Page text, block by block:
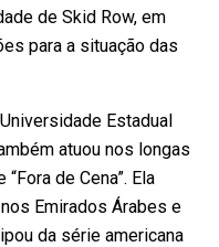
de Skid Row, em
para a situação das
Estadual
atuou nos longas
de Cena”. Ela
Emirados Árabes e
da série americana